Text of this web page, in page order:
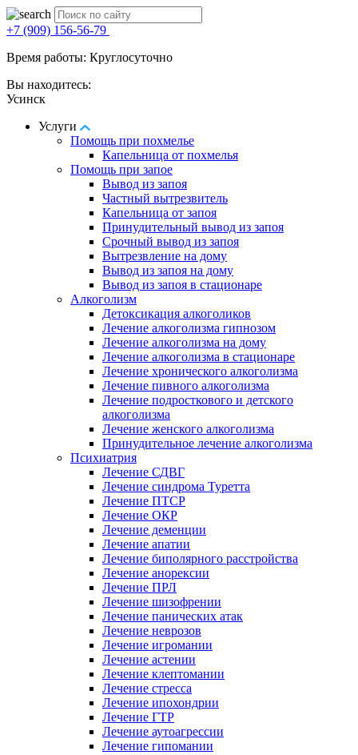
+7 (909) 156-56-79
Время работы: Круглосуточно
Вы находитесь:
Усинск
Услуги
Помощь при похмелье
Капельница от похмелья
Помощь при запое
Вывод из запоя
Частный вытрезвитель
Капельница от запоя
Принудительный вывод из запоя
Срочный вывод из запоя
Вытрезвление на дому
Вывод из запоя на дому
Вывод из запоя в стационаре
Алкоголизм
Детоксикация алкоголиков
Лечение алкоголизма гипнозом
Лечение алкоголизма на дому
Лечение алкоголизма в стационаре
Лечение хронического алкоголизма
Лечение пивного алкоголизма
Лечение подросткового и детского
алкоголизма
Лечение женского алкоголизма
Принудительное лечение алкоголизма
Психиатрия
Лечение СДВГ
Лечение синдрома Туретта
Лечение ПТСР
Лечение ОКР
Лечение деменции
Лечение апатии
Лечение биполярного расстройства
Лечение анорексии
Лечение ПРЛ
Лечение шизофрении
Лечение панических атак
Лечение неврозов
Лечение игромании
Лечение астении
Лечение клептомании
Лечение стресса
Лечение ипохондрии
Лечение ГТР
Лечение аутоагрессии
Лечение гипомании